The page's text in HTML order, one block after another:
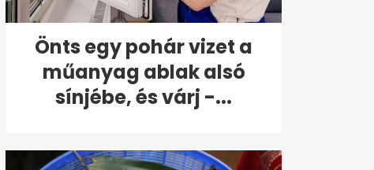
Önts egy pohár vizet a
műanyag ablak alsó
sínjébe, és várj -...